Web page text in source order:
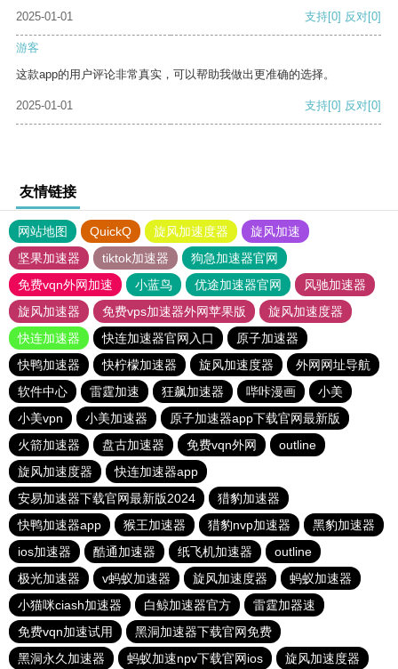
2025-01-01
支持[0] 反对[0]
游客
这款app的用户评论非常真实，可以帮助我做出更准确的选择。
2025-01-01 支持[0] 反对[0]
友情链接
网站地图 QuickQ 旋风加速度器
旋风加速
坚果加速器
tiktok加速器
狗急加速器官网
免费vqn外网加速
小蓝鸟 优途加速器官网
风驰加速器
旋风加速器
免费vps加速器外网苹果版
旋风加速度器
快连加速器
快连加速器官网入口
原子加速器
快鸭加速器
快柠檬加速器 旋风加速度器
外网网址导航
软件中心
雷霆加速 狂飙加速器 哔咔漫画
小美
小美vpn
小美加速器
原子加速器app下载官网最新版
火箭加速器
盘古加速器 免费vqn外网
outline
旋风加速度器
快连加速器app
安易加速器下载官网最新版2024
猎豹加速器
快鸭加速器app
猴王加速器 猎豹nvp加速器
黑豹加速器
ios加速器
酷通加速器 纸飞机加速器
outline
极光加速器
v蚂蚁加速器 旋风加速度器
蚂蚁加速器
小猫咪ciash加速器
白鲸加速器官方
雷霆加器速
免费vqn加速试用
黑洞加速器下载官网免费
黑洞永久加速器
蚂蚁加速npv下载官网ios 旋风加速度器